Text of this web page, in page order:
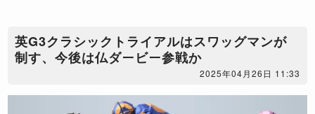
英G3クラシックトライアルはスワッグマンが
制す、今後は仏ダービー参戦か
2025年04月26日 11:33